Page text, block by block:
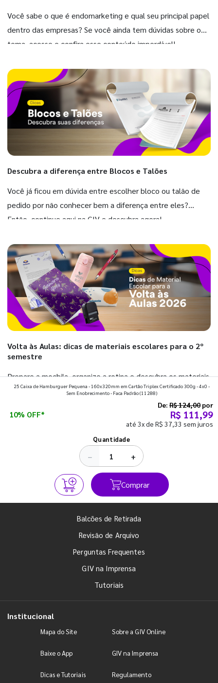
Você sabe o que é endomarketing e qual seu principal papel
dentro das empresas? Se você ainda tem dúvidas sobre o
tema, acesse e confira esse conteúdo imperdível!
Descubra a diferença entre Blocos e Talões
Você já ficou em dúvida entre escolher bloco ou talão de
pedido por não conhecer bem a diferença entre eles?
Então, continue aqui na GIV e descubra agora!
Volta às Aulas: dicas de materiais escolares para o 2º
semestre
Prepare a mochila, organize a rotina e descubra os materiais
que fazem toda diferença para começar o segundo
25 Caixa de Hamburguer Pequena - 160x320mm em Cartão Triplex Certificado 300g - 4x0 -
Sem Enobrecimento - Faca Padrão(11288)
10% OFF*
De: R$ 124,00 por
R$ 111,99
até 3x de R$ 37,33 sem juros
Quantidade
− +
Comprar
Balcões de Retirada
Revisão de Arquivo
Perguntas Frequentes
GIV na Imprensa
Tutoriais
Institucional
Mapa do Site Sobre a GIV Online
Baixe o App GIV na Imprensa
Dicas e Tutoriais Regulamento